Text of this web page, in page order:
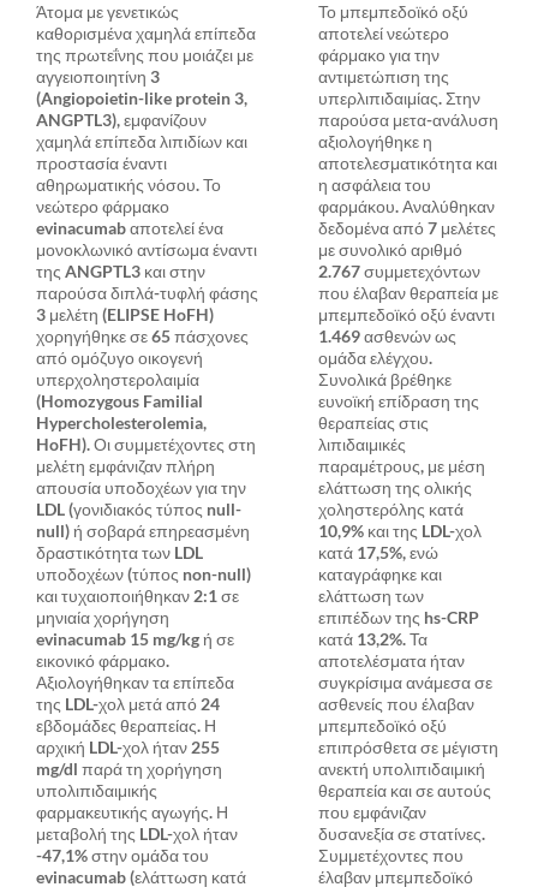
Άτομα με γενετικώς
καθορισμένα χαμηλά επίπεδα
της πρωτεΐνης που μοιάζει με
αγγειοποιητίνη 3
(Angiopoietin-like protein 3,
ANGPTL3), εμφανίζουν
χαμηλά επίπεδα λιπιδίων και
προστασία έναντι
αθηρωματικής νόσου. Το
νεώτερο φάρμακο
evinacumab αποτελεί ένα
μονοκλωνικό αντίσωμα έναντι
της ANGPTL3 και στην
παρούσα διπλά-τυφλή φάσης
3 μελέτη (ELIPSE HoFH)
χορηγήθηκε σε 65 πάσχονες
από ομόζυγο οικογενή
υπερχοληστερολαιμία
(Homozygous Familial
Hypercholesterolemia,
HoFH). Οι συμμετέχοντες στη
μελέτη εμφάνιζαν πλήρη
απουσία υποδοχέων για την
LDL (γονιδιακός τύπος null-
null) ή σοβαρά επηρεασμένη
δραστικότητα των LDL
υποδοχέων (τύπος non-null)
και τυχαιοποιήθηκαν 2:1 σε
μηνιαία χορήγηση
evinacumab 15 mg/kg ή σε
εικονικό φάρμακο.
Αξιολογήθηκαν τα επίπεδα
της LDL-χολ μετά από 24
εβδομάδες θεραπείας. Η
αρχική LDL-χολ ήταν 255
mg/dl παρά τη χορήγηση
υπολιπιδαιμικής
φαρμακευτικής αγωγής. Η
μεταβολή της LDL-χολ ήταν
-47,1% στην ομάδα του
evinacumab (ελάττωση κατά
Το μπεμπεδοϊκό οξύ
αποτελεί νεώτερο
φάρμακο για την
αντιμετώπιση της
υπερλιπιδαιμίας. Στην
παρούσα μετα-ανάλυση
αξιολογήθηκε η
αποτελεσματικότητα και
η ασφάλεια του
φαρμάκου. Αναλύθηκαν
δεδομένα από 7 μελέτες
με συνολικό αριθμό
2.767 συμμετεχόντων
που έλαβαν θεραπεία με
μπεμπεδοϊκό οξύ έναντι
1.469 ασθενών ως
ομάδα ελέγχου.
Συνολικά βρέθηκε
ευνοϊκή επίδραση της
θεραπείας στις
λιπιδαιμικές
παραμέτρους, με μέση
ελάττωση της ολικής
χοληστερόλης κατά
10,9% και της LDL-χολ
κατά 17,5%, ενώ
καταγράφηκε και
ελάττωση των
επιπέδων της hs-CRP
κατά 13,2%. Τα
αποτελέσματα ήταν
συγκρίσιμα ανάμεσα σε
ασθενείς που έλαβαν
μπεμπεδοϊκό οξύ
επιπρόσθετα σε μέγιστη
ανεκτή υπολιπιδαιμική
θεραπεία και σε αυτούς
που εμφάνιζαν
δυσανεξία σε στατίνες.
Συμμετέχοντες που
έλαβαν μπεμπεδοϊκό